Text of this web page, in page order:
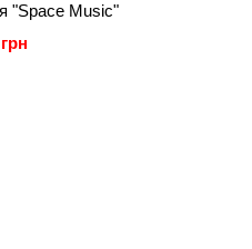
"Space Music"